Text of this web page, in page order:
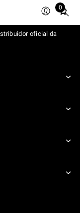
0
Total
items
in
oficial da